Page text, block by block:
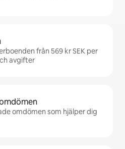
från 569 kr SEK per
avgifter
omdömen som hjälper dig